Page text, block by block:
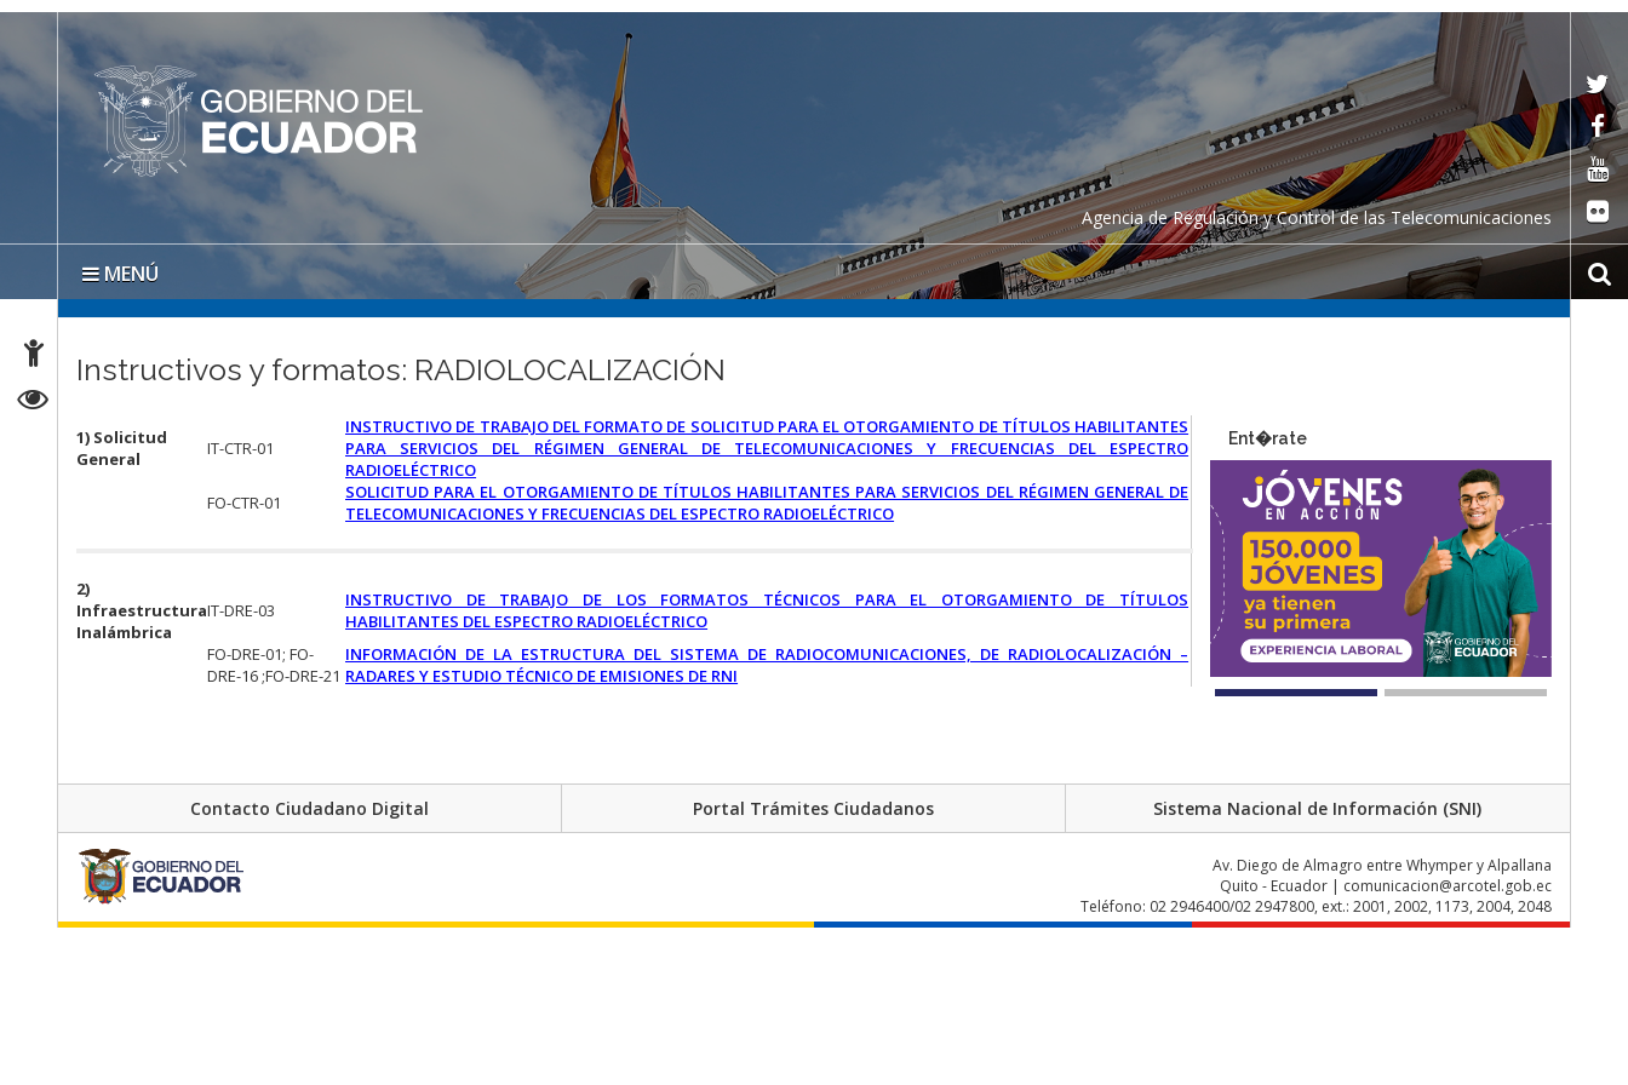
Agencia de Regulación y Control de las Telecomunicaciones
MENÚ
Instructivos y formatos: RADIOLOCALIZACIÓN
1) Solicitud
General
IT-CTR-01
INSTRUCTIVO DE TRABAJO DEL FORMATO DE SOLICITUD PARA EL OTORGAMIENTO DE TÍTULOS HABILITANTES
PARA SERVICIOS DEL RÉGIMEN GENERAL DE TELECOMUNICACIONES Y FRECUENCIAS DEL ESPECTRO
RADIOELÉCTRICO
FO-CTR-01
SOLICITUD PARA EL OTORGAMIENTO DE TÍTULOS HABILITANTES PARA SERVICIOS DEL RÉGIMEN GENERAL DE
TELECOMUNICACIONES Y FRECUENCIAS DEL ESPECTRO RADIOELÉCTRICO
2)
Infraestructura
Inalámbrica
IT-DRE-03
INSTRUCTIVO DE TRABAJO DE LOS FORMATOS TÉCNICOS PARA EL OTORGAMIENTO DE TÍTULOS
HABILITANTES DEL ESPECTRO RADIOELÉCTRICO
FO-DRE-01; FO-
DRE-16 ;FO-DRE-21
INFORMACIÓN DE LA ESTRUCTURA DEL SISTEMA DE RADIOCOMUNICACIONES, DE RADIOLOCALIZACIÓN –
RADARES Y ESTUDIO TÉCNICO DE EMISIONES DE RNI
Ent�rate
Contacto Ciudadano Digital Portal Trámites Ciudadanos Sistema Nacional de Información (SNI)
Av. Diego de Almagro entre Whymper y Alpallana
Quito - Ecuador | comunicacion@arcotel.gob.ec
Teléfono: 02 2946400/02 2947800, ext.: 2001, 2002, 1173, 2004, 2048